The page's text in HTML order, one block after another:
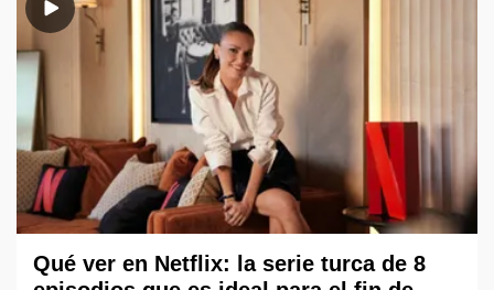
Qué ver en Netflix: la serie turca de 8